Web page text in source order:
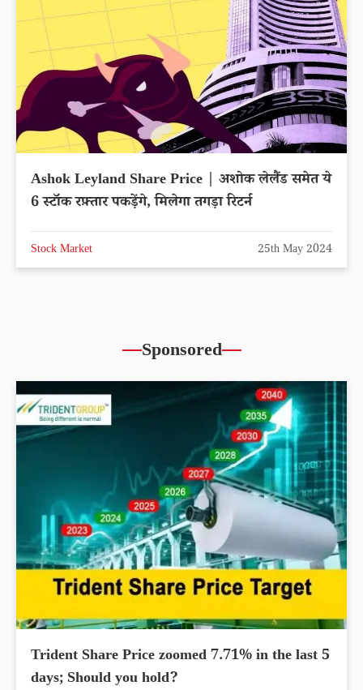
Ashok Leyland Share Price | अशोक लेलैंड समेत ये
6 स्टॉक रफ़्तार पकड़ेंगे, मिलेगा तगड़ा रिटर्न
Stock Market 25th May 2024
Sponsored
Trident Share Price zoomed 7.71% in the last 5
days; Should you hold?